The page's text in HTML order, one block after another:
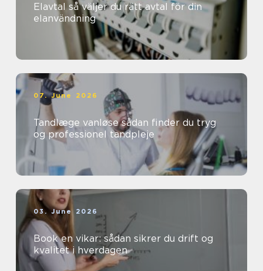
Elavtal så väljer du rätt avtal för din
elanvändning
07. June 2026
Tandlæge vanløse sådan finder du tryg
og professionel tandpleje
03. June 2026
Book en vikar: sådan sikrer du drift og
kvalitet i hverdagen